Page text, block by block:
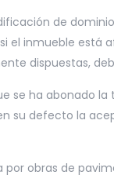
de
inmueble
dispuestas,
ha abonado
su defecto la
obras de